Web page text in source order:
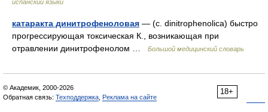
испанский языки
катаракта динитрофеноловая — (с. dinitrophenolica) быстро
прогрессирующая токсическая К., возникающая при
отравлении динитрофенолом …
Большой медицинский словарь
18+
© Академик, 2000-2026
Обратная связь: Техподдержка Реклама на сайте